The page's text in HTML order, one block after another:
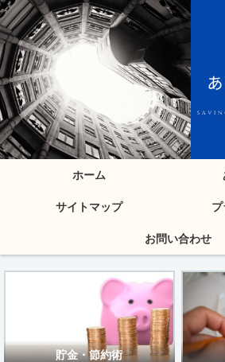
ホーム
サイトマップ
お問い合わせ
貯金・節約術